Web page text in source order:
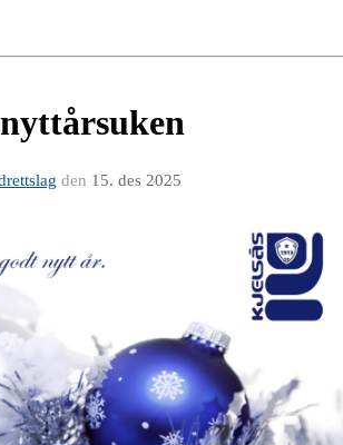
den 15. des 2025